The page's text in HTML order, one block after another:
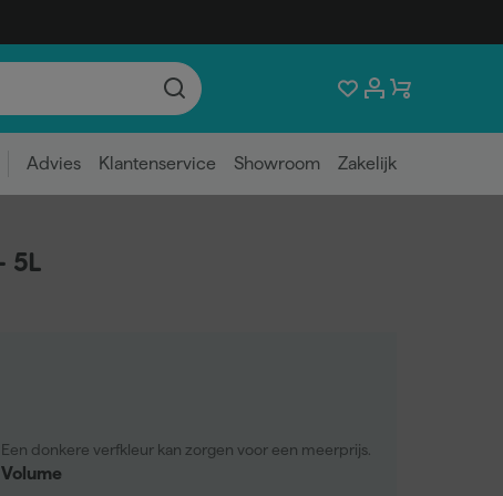
Advies Klantenservice Showroom Zakelijk
5L
Een donkere verfkleur kan zorgen voor een meerprijs.
Volume